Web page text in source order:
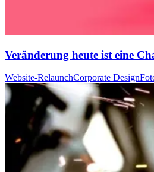
Veränderung heute ist eine
Website-RelaunchCorporate Design